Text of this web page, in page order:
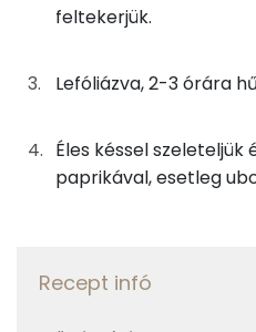
Összesen
Zsír
Összesen
Telített zsírsav
Többszörösen
feltekerjük.
Lefóliázva, 2-3 órára
Éles késsel
paprikával, esetleg
Recept infó